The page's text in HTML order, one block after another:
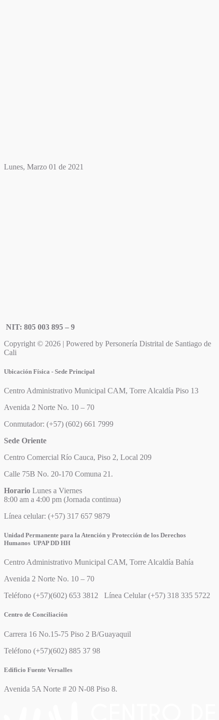
Lunes, Marzo 01 de 2021
NIT: 805 003 895 – 9
Copyright © 2026 | Powered by Personería Distrital de Santiago de
Cali
Ubicación Física - Sede Principal
Centro Administrativo Municipal CAM, Torre Alcaldía Piso 13
Avenida 2 Norte No. 10 – 70
Conmutador: (+57) (602) 661 7999
Sede Oriente
Centro Comercial Río Cauca, Piso 2, Local 209
Calle 75B No. 20-170 Comuna 21.
Horario Lunes a Viernes
8:00 am a 4:00 pm (Jornada continua)
Línea celular: (+57) 317 657 9879
Unidad Permanente para la Atención y Protección de los Derechos
Humanos UPAP DD HH
Centro Administrativo Municipal CAM, Torre Alcaldía Bahía
Avenida 2 Norte No. 10 – 70
Teléfono (+57)(602) 653 3812 Línea Celular (+57) 318 335 5722
Centro de Conciliación
Carrera 16 No.15-75 Piso 2 B/Guayaquil
Teléfono (+57)(602) 885 37 98
Edificio Fuente Versalles
Avenida 5A Norte # 20 N-08 Piso 8.